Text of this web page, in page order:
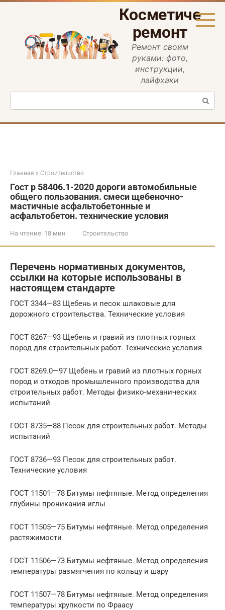
Перейти
ремонт
Ремонт своим
руками: фото,
инструкции,
лайфхаки
Поиск:
Главная » Строительство
Гост р 58406.1-2020 дороги автомобильные
общего пользования. смеси щебеночно-
мастичные асфальтобетонные и
асфальтобетон. технические условия
На чтение: 18 мин Строительство
Перечень нормативных документов,
ссылки на которые использованы в
настоящем стандарте
ГОСТ 3344—83 Щебень и песок шлаковые для
дорожного строительства. Технические условия
ГОСТ 8267—93 Щебень и гравий из плотных горных
пород для строительных работ. Технические условия
ГОСТ 8269.0—97 Щебень и гравий из плотных горных
пород и отходов промышленного производства для
строительных работ. Методы физико-механических
испытаний
ГОСТ 8735—88 Песок для строительных работ. Методы
испытаний
ГОСТ 8736—93 Песок для строительных работ.
Технические условия
ГОСТ 11501—78 Битумы нефтяные. Метод определения
глубины проникания иглы
ГОСТ 11505—75 Битумы нефтяные. Метод определения
растяжимости
ГОСТ 11506—73 Битумы нефтяные. Метод определения
температуры размягчения по кольцу и шару
ГОСТ 11507—78 Битумы нефтяные. Метод определения
температуры хрупкости по Фраасу